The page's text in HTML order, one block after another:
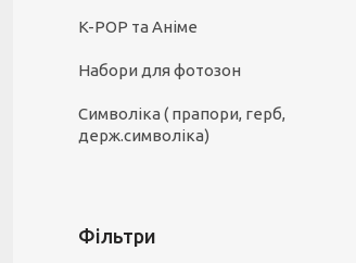
K-POP та Аніме
Набори для фотозон
Символіка ( прапори, герб,
держ.символіка)
Фільтри